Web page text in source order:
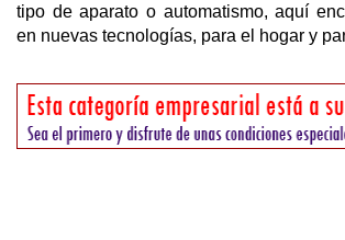
tipo de aparato o automatismo, aquí
en nuevas tecnologías, para el hogar y